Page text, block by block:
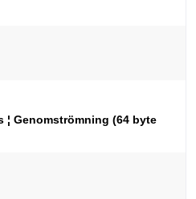
Genomströmning (64 byte